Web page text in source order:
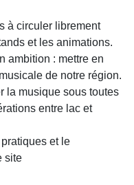
à circuler librement
et les animations.
ambition : mettre en
de notre région.
la musique sous toutes
entre lac et
et le
site